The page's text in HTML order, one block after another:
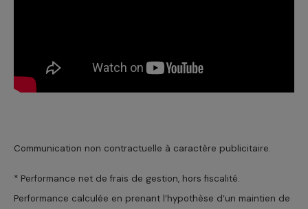
Communication non contractuelle à caractère publicitaire.
* Performance net de frais de gestion, hors fiscalité.
Performance calculée en prenant l’hypothèse d’un maintien de